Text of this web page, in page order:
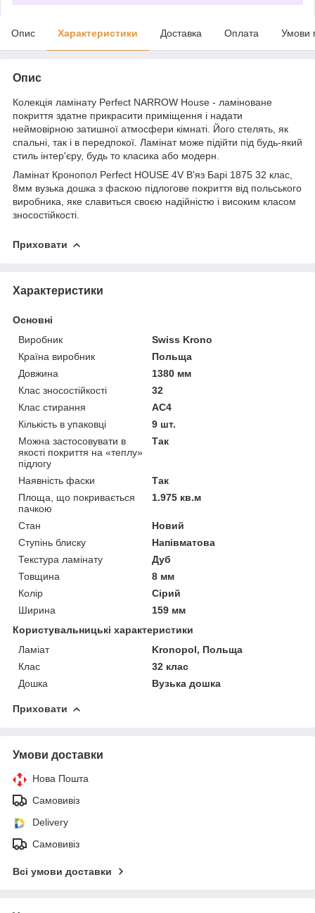
Опис Характеристики Доставка Оплата Умови
Опис
Колекція ламінату Perfect NARROW House - ламіноване
покриття здатне прикрасити приміщення і надати
неймовірною затишної атмосфери кімнаті. Його стелять, як
спальні, так і в передпокої. Ламінат може підійти під будь-який
стиль інтер'єру, будь то класика або модерн.
Ламінат Кронопол Perfect HOUSE 4V В'яз Барі 1875 32 клас,
8мм вузька дошка з фаскою підлогове покриття від польського
виробника, яке славиться своєю надійністю і високим класом
зносостійкості.
Приховати
Характеристики
Основні
Виробник
Swiss Krono
Країна виробник
Польща
Довжина
1380 мм
Клас зносостійкості
32
Клас стирання
АС4
Кількість в упаковці
9 шт.
Можна застосовувати в
якості покриття на «теплу»
підлогу
Так
Наявність фаски
Так
Площа, що покривається
пачкою
1.975 кв.м
Стан
Новий
Ступінь блиску
Напівматова
Текстура ламінату
Дуб
Товщина
8 мм
Колір
Сірий
Ширина
159 мм
Користувальницькі характеристики
Ламіат
Kronopol, Польща
Клас
32 клас
Дошка
Вузька дошка
Приховати
Умови доставки
Нова Пошта
Самовивіз
Delivery
Самовивіз
Всі умови доставки